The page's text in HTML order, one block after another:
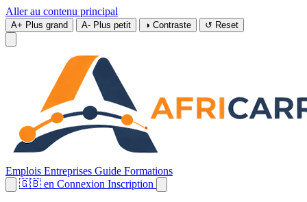
Aller au contenu principal
A+ Plus grand A- Plus petit ◑ Contraste ↺ Reset
Emplois Entreprises Guide Formations
🇬🇧 en Connexion Inscription